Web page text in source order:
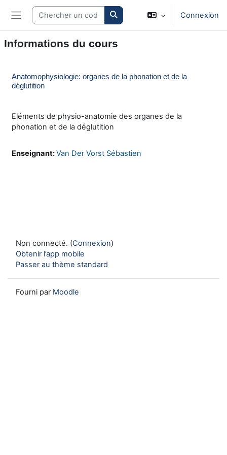
Passer au contenu principal
Panneau latéral
Search courses Connexion
Informations du cours
Anatomophysiologie: organes de la phonation et de la
déglutition
Eléments de physio-anatomie des organes de la
phonation et de la déglutition
Enseignant:Van Der Vorst Sébastien
Non connecté. (Connexion)
Obtenir l’app mobile
Passer au thème standard
Fourni par Moodle